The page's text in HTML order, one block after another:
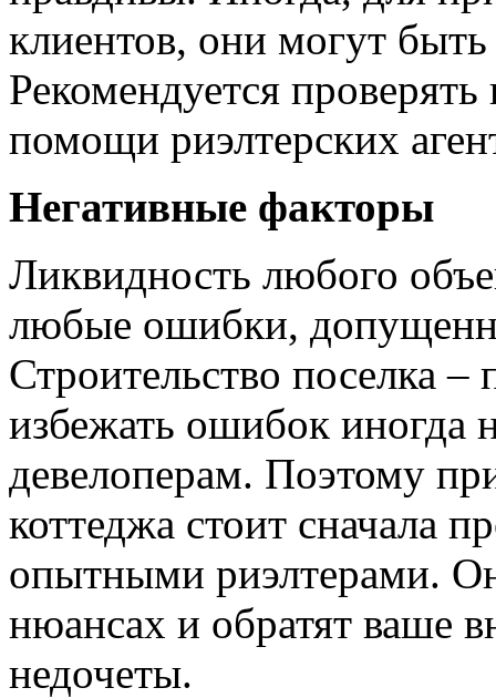
клиентов, они могут
Рекомендуется
помощи риэлтерских
Негативные факторы
Ликвидность любого
любые ошибки,
Строительство поселка
избежать ошибок иногда
девелоперам. Поэтому
коттеджа стоит сначала
опытными риэлтерами.
нюансах и обратят ваше
недочеты.